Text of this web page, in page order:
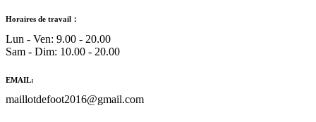
Horaires de travail：
Lun - Ven: 9.00 - 20.00
Sam - Dim: 10.00 - 20.00
EMAIL:
maillotdefoot2016@gmail.com